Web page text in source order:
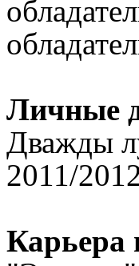
Личные
Дважды
2011/
Карьера